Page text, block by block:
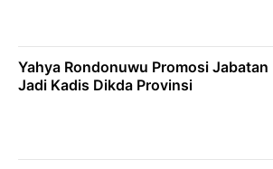
Yahya Rondonuwu Promosi Jabatan
Jadi Kadis Dikda Provinsi